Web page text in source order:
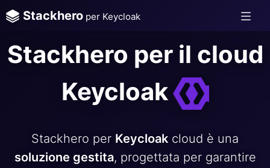
Stackhero per Keycloak
Stackhero per il cloud
Keycloak
Stackhero per Keycloak cloud è una
soluzione gestita, progettata per garantire